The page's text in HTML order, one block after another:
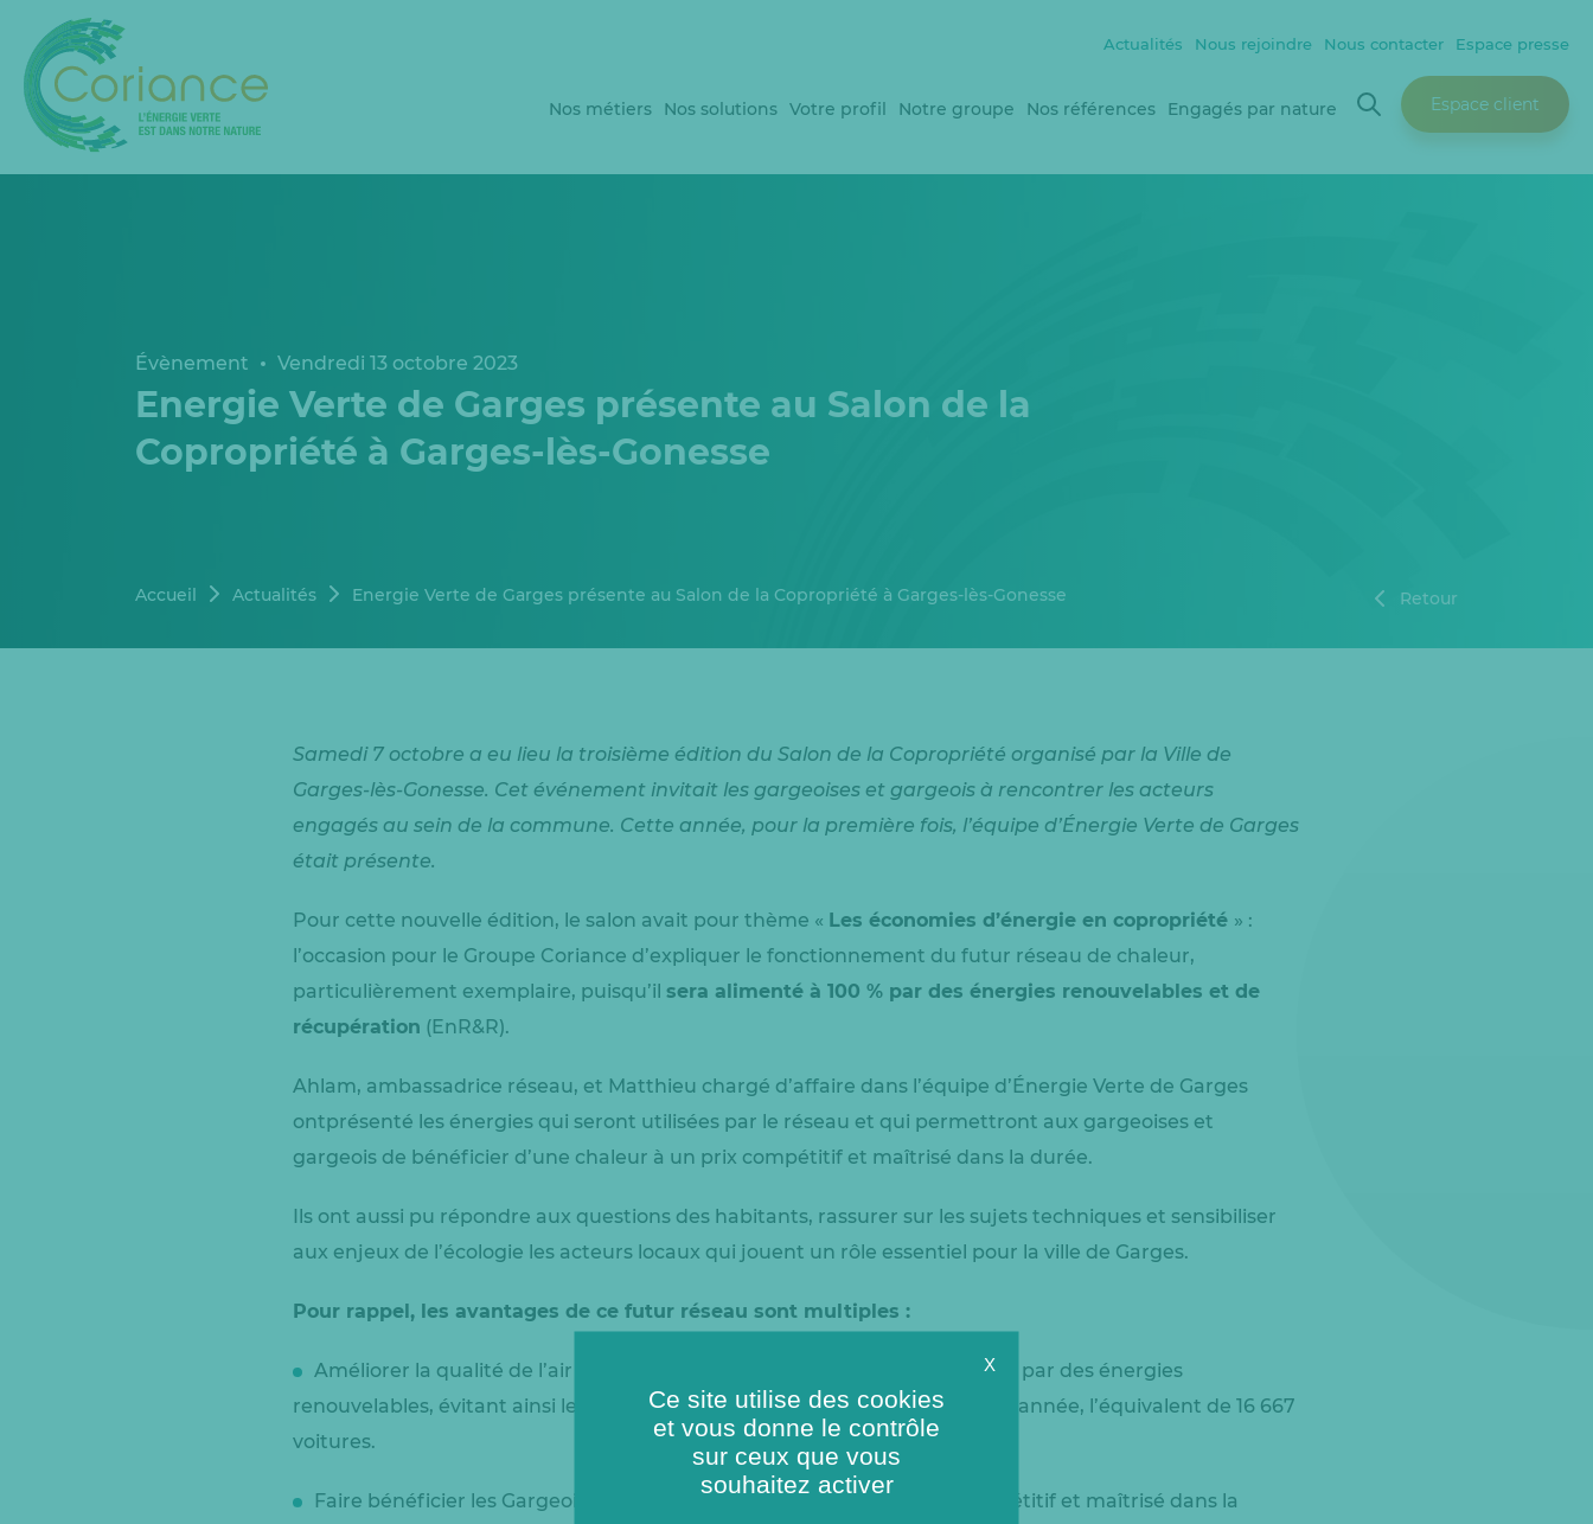
Actualités Nous rejoindre Nous contacter Espace presse
Nos métiers Nos solutions Votre profil Notre groupe Nos références Engagés par nature Espace client
Évènement Vendredi 13 octobre 2023
Energie Verte de Garges présente au Salon de la
Copropriété à Garges-lès-Gonesse
Accueil Actualités Energie Verte de Garges présente au Salon de la Copropriété à Garges-lès-Gonesse Retour
Samedi 7 octobre a eu lieu la troisième édition du Salon de la Copropriété organisé par la Ville de
Garges-lès-Gonesse. Cet événement invitait les gargeoises et gargeois à rencontrer les acteurs
engagés au sein de la commune. Cette année, pour la première fois, l’équipe d’Énergie Verte de Garges
était présente.
Pour cette nouvelle édition, le salon avait pour thème « Les économies d’énergie en copropriété » :
l’occasion pour le Groupe Coriance d’expliquer le fonctionnement du futur réseau de chaleur,
particulièrement exemplaire, puisqu’il sera alimenté à 100 % par des énergies renouvelables et de
récupération (EnR&R).
Ahlam, ambassadrice réseau, et Matthieu chargé d’affaire dans l’équipe d’Énergie Verte de Garges
ontprésenté les énergies qui seront utilisées par le réseau et qui permettront aux gargeoises et
gargeois de bénéficier d’une chaleur à un prix compétitif et maîtrisé dans la durée.
Ils ont aussi pu répondre aux questions des habitants, rassurer sur les sujets techniques et sensibiliser
aux enjeux de l’écologie les acteurs locaux qui jouent un rôle essentiel pour la ville de Garges.
Pour rappel, les avantages de ce futur réseau sont multiples :
Améliorer la qualité de l’air de la Ville en remplaçant des énergies fossiles par des énergies
renouvelables, évitant ainsi les émissions de 20 000 tonnes de CO2 chaque année, l’équivalent de 16 667
voitures.
Faire bénéficier les Gargeois et Gargeoises d’une chaleur à un prix compétitif et maîtrisé dans la
X
Ce site utilise des cookies
et vous donne le contrôle
sur ceux que vous
souhaitez activer